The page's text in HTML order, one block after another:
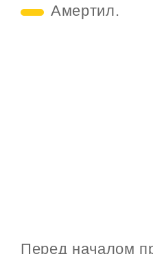
Амертил.
Перед началом